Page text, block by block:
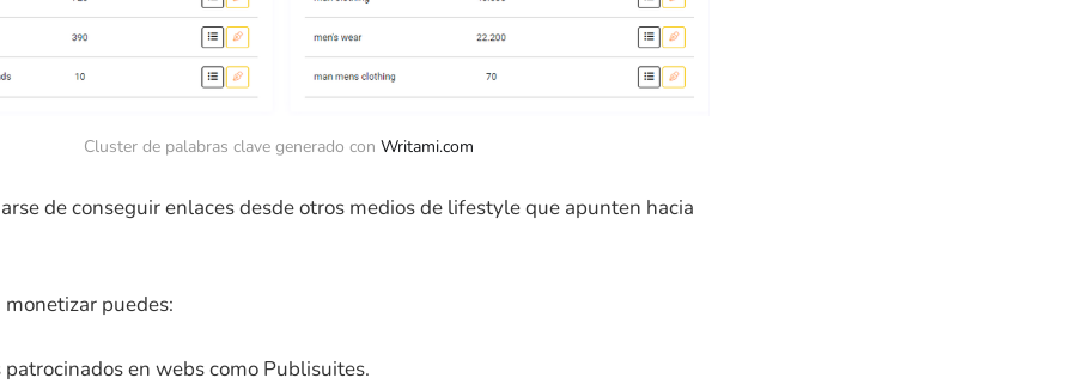
Cluster de palabras clave generado con Writami.com
de conseguir enlaces desde otros medios de lifestyle que apunten hacia
puedes:
en webs como Publisuites.